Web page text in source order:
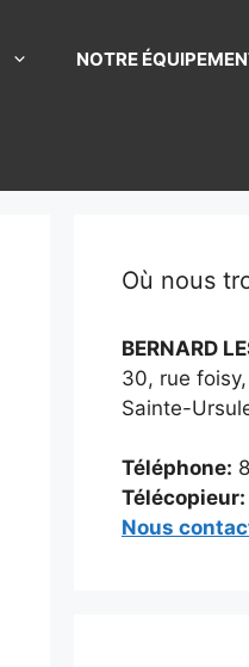
NOTRE
Où nous
BERNARD
30, rue foisy,
Sainte-
Téléphone:
Télécopieur:
Nous